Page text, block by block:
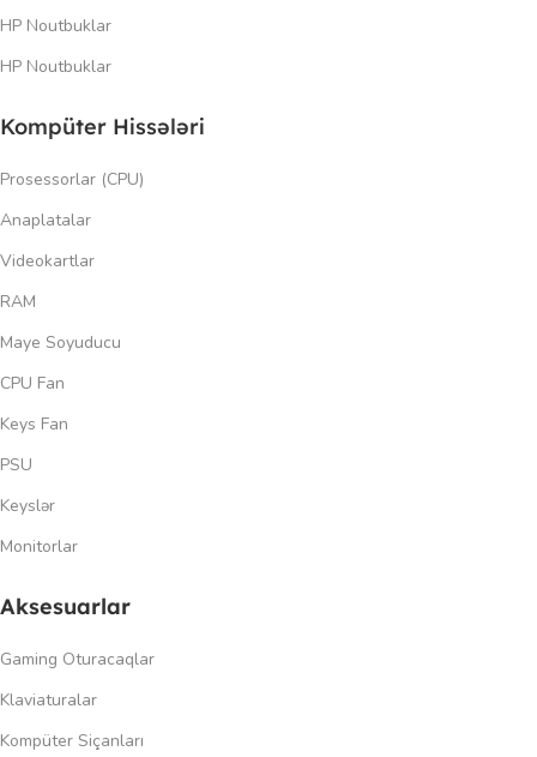
HP Noutbuklar
HP Noutbuklar
Kompüter Hissələri
Prosessorlar (CPU)
Anaplatalar
Videokartlar
RAM
Maye Soyuducu
CPU Fan
Keys Fan
PSU
Keyslər
Monitorlar
Aksesuarlar
Gaming Oturacaqlar
Klaviaturalar
Kompüter Siçanları